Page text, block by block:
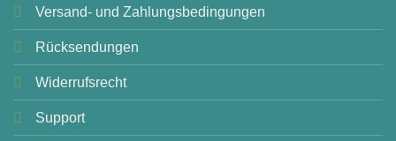
Versand- und Zahlungsbedingungen
Rücksendungen
Widerrufsrecht
Support